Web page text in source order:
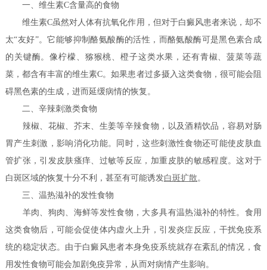
一、维生素C含量高的食物
维生素C虽然对人体有抗氧化作用，但对于白癜风患者来说，却不
太“友好”。它能够抑制酪氨酸酶的活性，而酪氨酸酶可是黑色素合成
的关键酶。像柠檬、猕猴桃、橙子这类水果，还有青椒、菠菜等蔬
菜，都含有丰富的维生素C。如果患者过多摄入这类食物，很可能会阻
碍黑色素的生成，进而延缓病情的恢复。
二、辛辣刺激类食物
辣椒、花椒、芥末、生姜等辛辣食物，以及酒精饮品，容易对肠
胃产生刺激，影响消化功能。同时，这些刺激性食物还可能使皮肤血
管扩张，引发皮肤瘙痒、过敏等反应，加重皮肤的敏感程度。这对于
白斑区域的恢复十分不利，甚至有可能诱发白斑扩散。
三、温热滋补的发性食物
羊肉、狗肉、海鲜等发性食物，大多具有温热滋补的特性。食用
这类食物后，可能会促使体内虚火上升，引发炎症反应，干扰免疫系
统的稳定状态。由于白癜风患者本身免疫系统就存在紊乱的情况，食
用发性食物可能会加剧免疫异常，从而对病情产生影响。